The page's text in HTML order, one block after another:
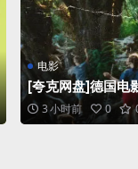
电影
[夸克网盘]德国电
（2025）剧情
3 小时前 0